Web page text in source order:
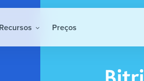
Recursos Preços